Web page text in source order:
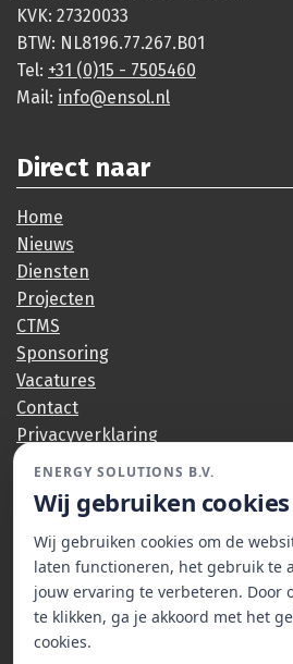
KVK: 27320033
BTW: NL8196.77.267.B01
Tel: +31 (0)15 - 7505460
Mail: info@ensol.nl
Direct naar
Home
Nieuws
Diensten
Projecten
CTMS
Sponsoring
Vacatures
Contact
Privacyverklaring
Socials
LinkedIn
ENERGY SOLUTIONS B.V.
Wij gebruiken cookies
Wij gebruiken cookies om de
laten functioneren, het gebruik te
jouw ervaring te verbeteren. Door
te klikken, ga je akkoord met het
cookies.